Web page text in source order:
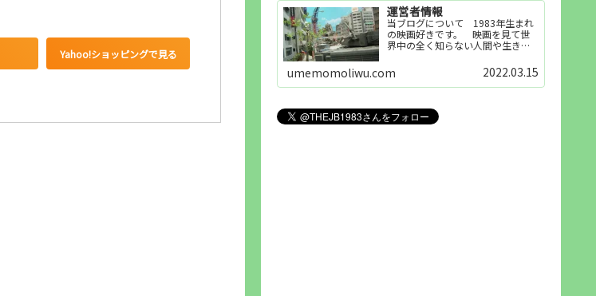
Yahoo!ショッピングで見る
運営者情報
当ブログについて 1983年生まれ
の映画好きです。 映画を見て世
界中の全く知らない人間や生き物
世界知らない世界に触れることが
好きで映画を見てます。「映画を
見られれば幸福度を高い」とわか
umemomoliwu.com 2022.03.15